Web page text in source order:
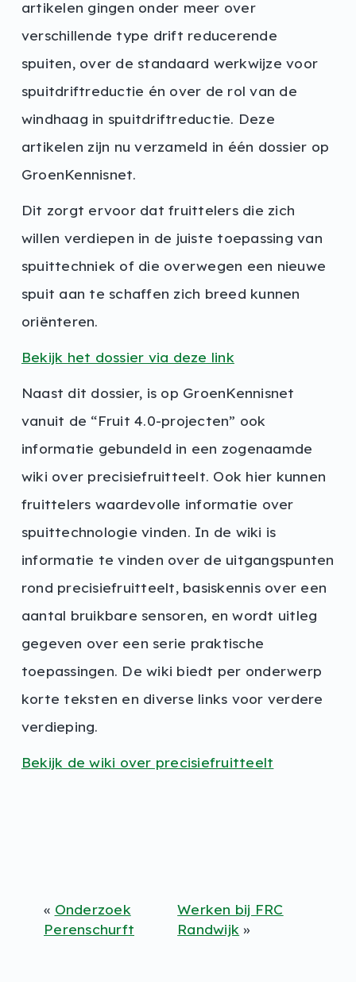
artikelen gingen onder meer over
verschillende type drift reducerende
spuiten, over de standaard werkwijze voor
spuitdriftreductie én over de rol van de
windhaag in spuitdriftreductie. Deze
artikelen zijn nu verzameld in één dossier op
GroenKennisnet.
Dit zorgt ervoor dat fruittelers die zich
willen verdiepen in de juiste toepassing van
spuittechniek of die overwegen een nieuwe
spuit aan te schaffen zich breed kunnen
oriënteren.
Bekijk het dossier via deze link
Naast dit dossier, is op GroenKennisnet
vanuit de “Fruit 4.0-projecten” ook
informatie gebundeld in een zogenaamde
wiki over precisiefruitteelt. Ook hier kunnen
fruittelers waardevolle informatie over
spuittechnologie vinden. In de wiki is
informatie te vinden over de uitgangspunten
rond precisiefruitteelt, basiskennis over een
aantal bruikbare sensoren, en wordt uitleg
gegeven over een serie praktische
toepassingen. De wiki biedt per onderwerp
korte teksten en diverse links voor verdere
verdieping.
Bekijk de wiki over precisiefruitteelt
« Onderzoek
Perenschurft
Werken bij FRC
Randwijk »